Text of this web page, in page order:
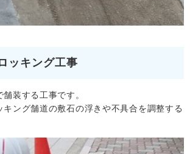
ッキング工事
装する工事です。
キング舗道の敷石の浮きや不具合を調整する